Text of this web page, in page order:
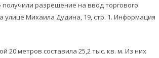
разрешение на ввод торгового
Михаила Дудина, 19, стр. 1. Информация
20 метров составила 25,2 тыс. кв. м. Из них